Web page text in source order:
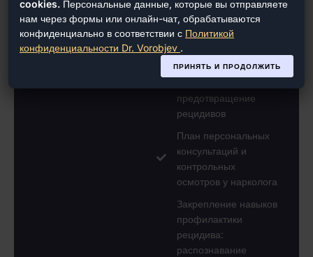
поддержки:
индивидуальные
консультации и
подбор групповой
терапии для
предотвращение
рецидивов
План персональных
консультаций и
контрольных
осмотров у нарколога
Закрепление навыков
профилактики
рецидива:
распознавание
cookies. Персональные данные, которые вы отправляете
нам через формы или онлайн-чат, обрабатываются
конфиденциально в соответствии с Политикой
конфиденциальности Dr. Vorobjev .
ПРИНЯТЬ И ПРОДОЛЖИТЬ